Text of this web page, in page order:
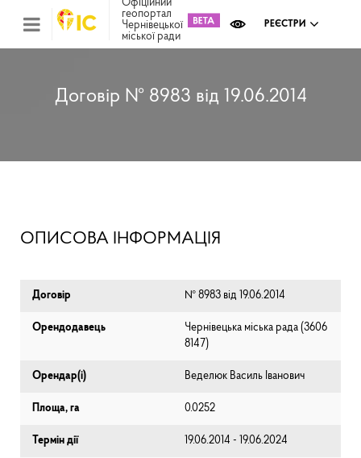
Офіційний
геопортал
Чернівецької
міської ради
РЕЄСТРИ
Договір № 8983 від 19.06.2014
ОПИСОВА ІНФОРМАЦІЯ
Договір № 8983 від 19.06.2014
Орендодавець
Чернівецька міська рада (⁨3606
8147⁩)
Орендар(і) Веделюк Василь Іванович
Площа, га 0.0252
Термін дії 19.06.2014 - 19.06.2024